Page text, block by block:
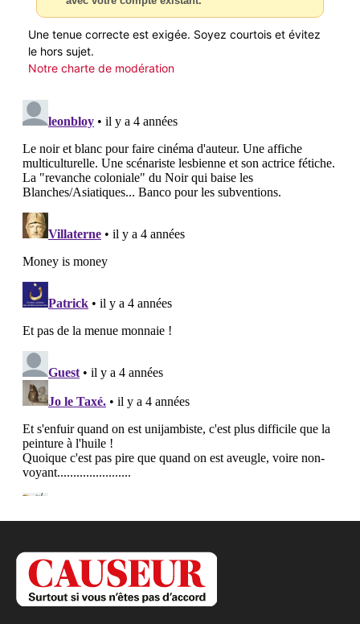
Une tenue correcte est exigée. Soyez courtois et évitez
le hors sujet.
Notre charte de modération